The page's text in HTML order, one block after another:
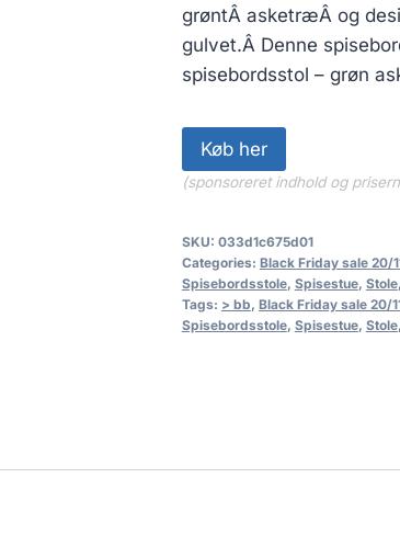
grøntÂ asketræÂ og
gulvet.Â Denne
spisebordsstol – grøn
Køb her
(sponsoreret indhold og
SKU: 033d1c675d01
Categories: Black Friday sale 20/
Spisebordsstole, Spisestue, Stole,
Tags: > bb, Black Friday sale 20/
Spisebordsstole, Spisestue, Stole,